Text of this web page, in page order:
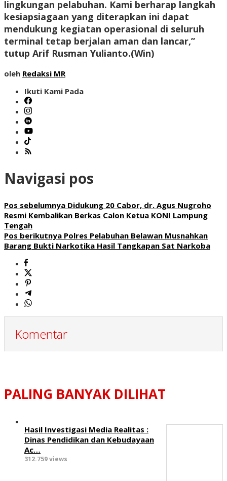
lingkungan pelabuhan. Kami berharap langkah
kesiapsiagaan yang diterapkan ini dapat
mendukung kegiatan operasional di seluruh
terminal tetap berjalan aman dan lancar,”
tutup Arif Rusman Yulianto.(Win)
oleh Redaksi MR
Ikuti Kami Pada
Navigasi pos
Pos sebelumnya Didukung 20 Cabor, dr. Agus Nugroho
Resmi Kembalikan Berkas Calon Ketua KONI Lampung
Tengah
Pos berikutnya Polres Pelabuhan Belawan Musnahkan
Barang Bukti Narkotika Hasil Tangkapan Sat Narkoba
Komentar
PALING BANYAK DILIHAT
Hasil Investigasi Media Realitas :
‎Dinas Pendidikan dan Kebudayaan
Ac…
312.759 views